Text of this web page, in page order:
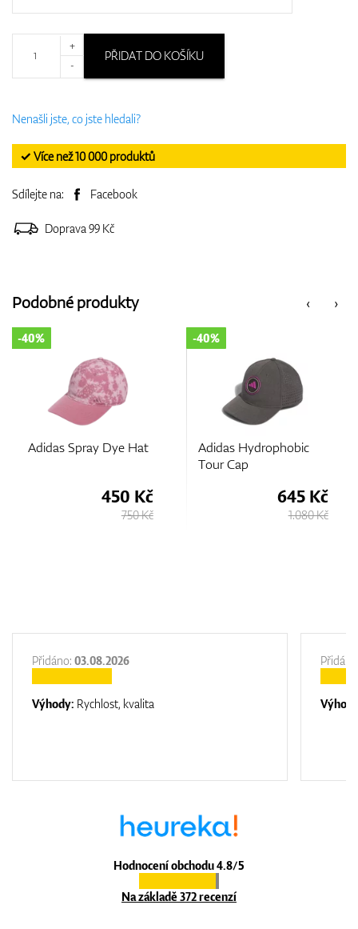
+
-
PŘIDAT DO KOŠÍKU
Nenašli jste, co jste hledali?
✓ Více než 10 000 produktů
Sdílejte na: Facebook
Doprava 99 Kč
‹
Podobné produkty ›
Hat
Adidas Hydrophobic
Adidas Women's
Hodnocení obchodu 4.8/5
Na základě 372 recenzí
Přidáno: 03.08.2026
Výhody: Rychlost, kvalita